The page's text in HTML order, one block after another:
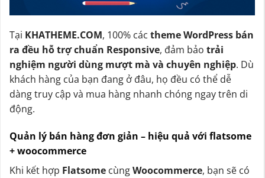
Tại KHATHEME.COM, 100% các theme WordPress bán
ra đều hỗ trợ chuẩn Responsive, đảm bảo trải
nghiệm người dùng mượt mà và chuyên nghiệp. Dù
khách hàng của bạn đang ở đâu, họ đều có thể dễ
dàng truy cập và mua hàng nhanh chóng ngay trên di
động.
Quản lý bán hàng đơn giản – hiệu quả với flatsome
+ woocommerce
Khi kết hợp Flatsome cùngWoocommerce, bạn sẽ có